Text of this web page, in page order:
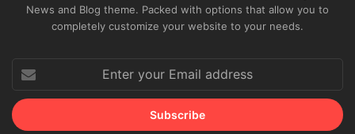
News and Blog theme. Packed with options that allow you to
completely customize your website to your needs.
your
Email
address